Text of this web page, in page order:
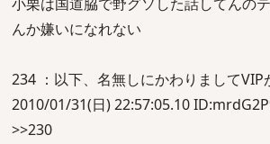
んか嫌いになれない
234 ：以下、名無しにかわりましてVIP
2010/01/31(日) 22:57:05.10
>>230